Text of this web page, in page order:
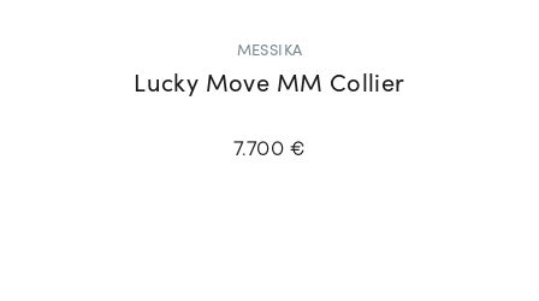
MESSIKA
Lucky Move MM Collier
7.700 €